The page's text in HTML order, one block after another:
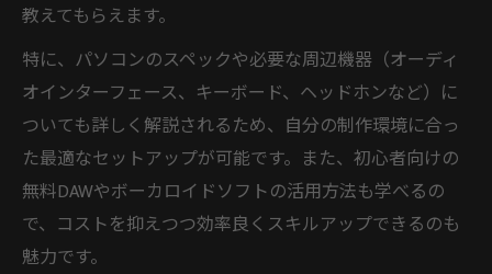
教えてもらえます。
特に、パソコンのスペックや必要な周辺機器（オーディ
オインターフェース、キーボード、ヘッドホンなど）に
ついても詳しく解説されるため、自分の制作環境に合っ
た最適なセットアップが可能です。また、初心者向けの
無料DAWやボーカロイドソフトの活用方法も学べるの
で、コストを抑えつつ効率良くスキルアップできるのも
魅力です。